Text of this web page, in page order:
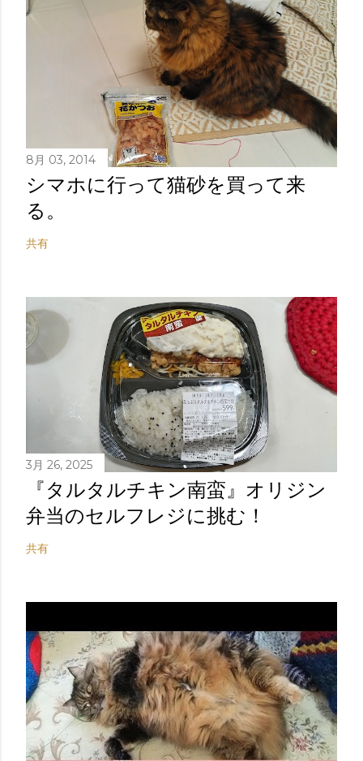
8月 03, 2014
シマホに行って猫砂を買って来
る。
共有
3月 26, 2025
『タルタルチキン南蛮』オリジン
弁当のセルフレジに挑む！
共有